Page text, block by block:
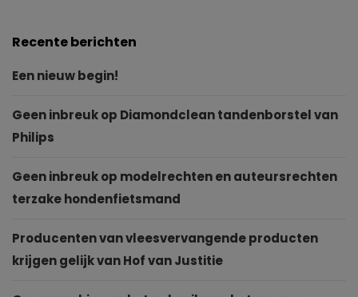
Recente berichten
Een nieuw begin!
Geen inbreuk op Diamondclean tandenborstel van
Philips
Geen inbreuk op modelrechten en auteursrechten
terzake hondenfietsmand
Producenten van vleesvervangende producten
krijgen gelijk van Hof van Justitie